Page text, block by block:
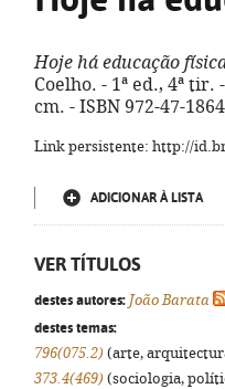
Hoje há educação
Coelho. - 1ª ed., 4ª
cm. - ISBN 972-47-
Link persistente: http://
ADICIONAR À LISTA
VER TÍTULOS
destes autores: João Barata
destes temas:
796(075.2) (arte,
373.4(469) (sociologia,